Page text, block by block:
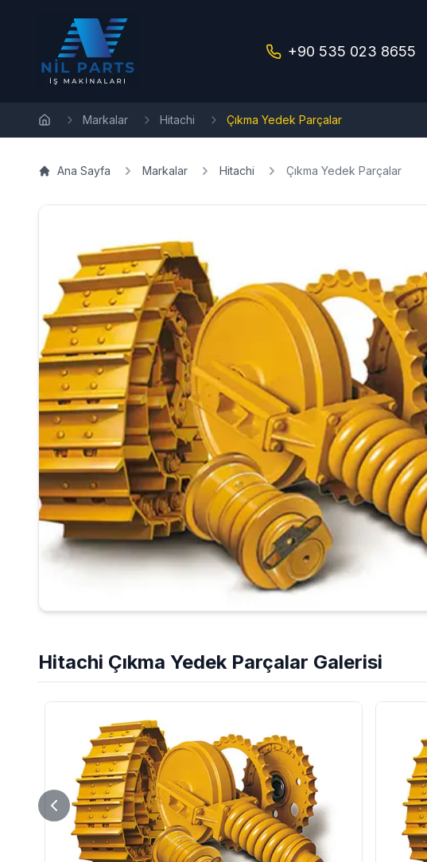
+90 535 023 8655
Markalar Hitachi Çıkma Yedek Parçalar
Ana Sayfa Markalar Hitachi Çıkma Yedek Parçalar
Hitachi Çıkma Yedek Parçalar Galerisi